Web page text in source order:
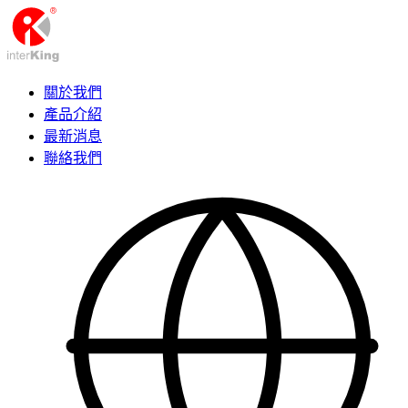
關於我們
產品介紹
最新消息
聯絡我們